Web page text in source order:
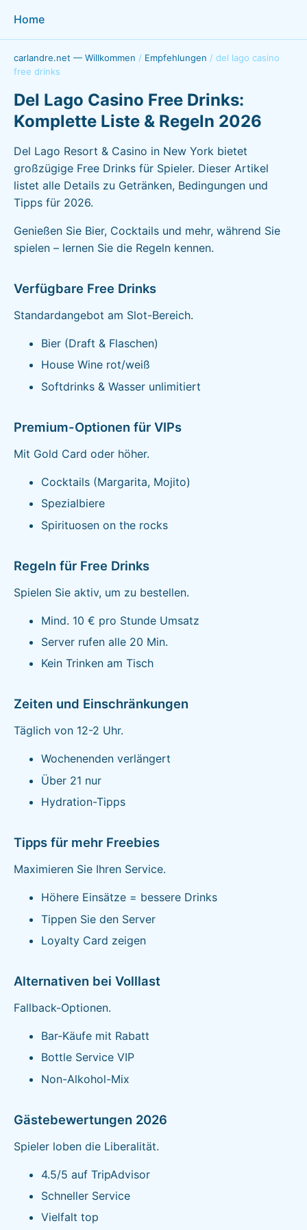
Home
carlandre.net — Willkommen / Empfehlungen / del lago casino
free drinks
Del Lago Casino Free Drinks:
Komplette Liste & Regeln 2026
Del Lago Resort & Casino in New York bietet
großzügige Free Drinks für Spieler. Dieser Artikel
listet alle Details zu Getränken, Bedingungen und
Tipps für 2026.
Genießen Sie Bier, Cocktails und mehr, während Sie
spielen – lernen Sie die Regeln kennen.
Verfügbare Free Drinks
Standardangebot am Slot-Bereich.
Bier (Draft & Flaschen)
House Wine rot/weiß
Softdrinks & Wasser unlimitiert
Premium-Optionen für VIPs
Mit Gold Card oder höher.
Cocktails (Margarita, Mojito)
Spezialbiere
Spirituosen on the rocks
Regeln für Free Drinks
Spielen Sie aktiv, um zu bestellen.
Mind. 10 € pro Stunde Umsatz
Server rufen alle 20 Min.
Kein Trinken am Tisch
Zeiten und Einschränkungen
Täglich von 12-2 Uhr.
Wochenenden verlängert
Über 21 nur
Hydration-Tipps
Tipps für mehr Freebies
Maximieren Sie Ihren Service.
Höhere Einsätze = bessere Drinks
Tippen Sie den Server
Loyalty Card zeigen
Alternativen bei Volllast
Fallback-Optionen.
Bar-Käufe mit Rabatt
Bottle Service VIP
Non-Alkohol-Mix
Gästebewertungen 2026
Spieler loben die Liberalität.
4.5/5 auf TripAdvisor
Schneller Service
Vielfalt top